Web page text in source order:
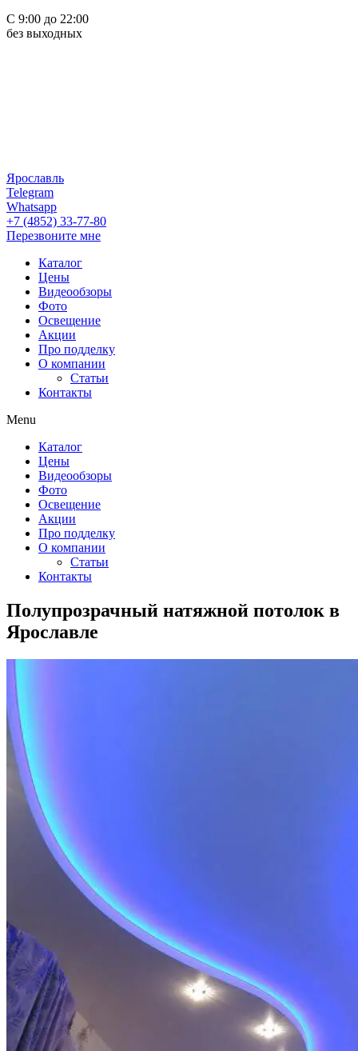
С 9:00 до 22:00
без выходных
Ярославль
Telegram
Whatsapp
+7 (4852) 33-77-80
Перезвоните мне
Каталог
Цены
Видеообзоры
Фото
Освещение
Акции
Про подделку
О компании
Статьи
Контакты
Menu
Каталог
Цены
Видеообзоры
Фото
Освещение
Акции
Про подделку
О компании
Статьи
Контакты
Полупрозрачный натяжной потолок в
Ярославле